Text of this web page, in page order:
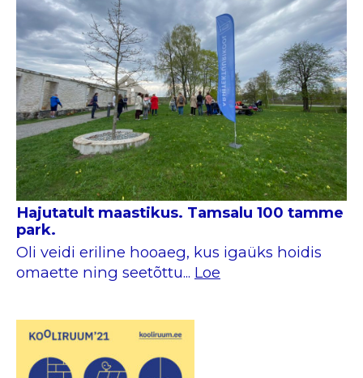
Hajutatult maastikus. Tamsalu 100 tamme
park.
Oli veidi eriline hooaeg, kus igaüks hoidis
omaette ning seetõttu... Loe